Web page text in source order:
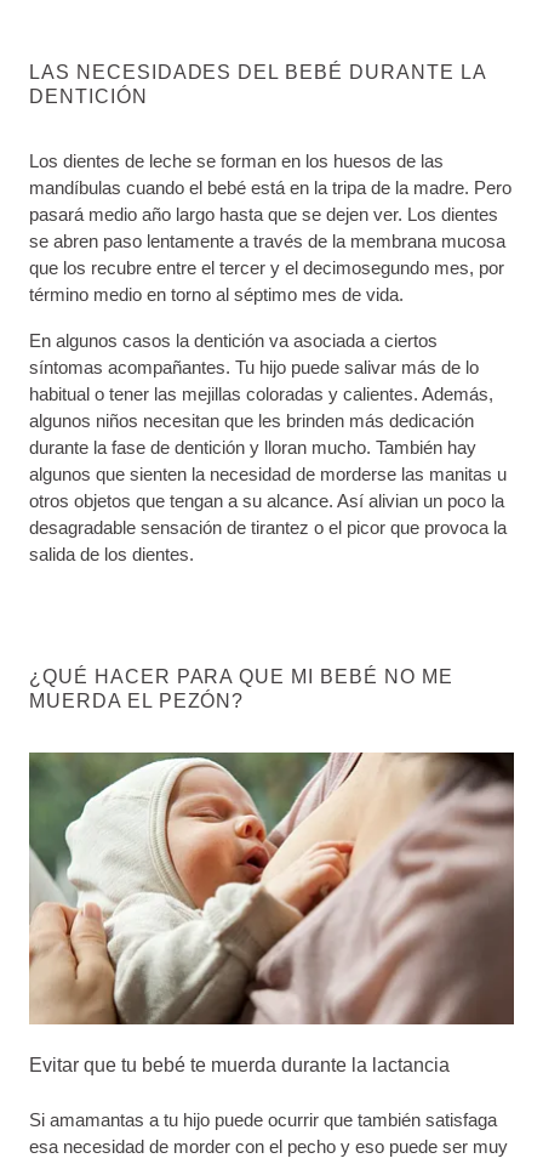
LAS NECESIDADES DEL BEBÉ DURANTE LA
DENTICIÓN
Los dientes de leche se forman en los huesos de las
mandíbulas cuando el bebé está en la tripa de la madre. Pero
pasará medio año largo hasta que se dejen ver. Los dientes
se abren paso lentamente a través de la membrana mucosa
que los recubre entre el tercer y el decimosegundo mes, por
término medio en torno al séptimo mes de vida.
En algunos casos la dentición va asociada a ciertos
síntomas acompañantes. Tu hijo puede salivar más de lo
habitual o tener las mejillas coloradas y calientes. Además,
algunos niños necesitan que les brinden más dedicación
durante la fase de dentición y lloran mucho. También hay
algunos que sienten la necesidad de morderse las manitas u
otros objetos que tengan a su alcance. Así alivian un poco la
desagradable sensación de tirantez o el picor que provoca la
salida de los dientes.
¿QUÉ HACER PARA QUE MI BEBÉ NO ME
MUERDA EL PEZÓN?
Evitar que tu bebé te muerda durante la lactancia
Si amamantas a tu hijo puede ocurrir que también satisfaga
esa necesidad de morder con el pecho y eso puede ser muy